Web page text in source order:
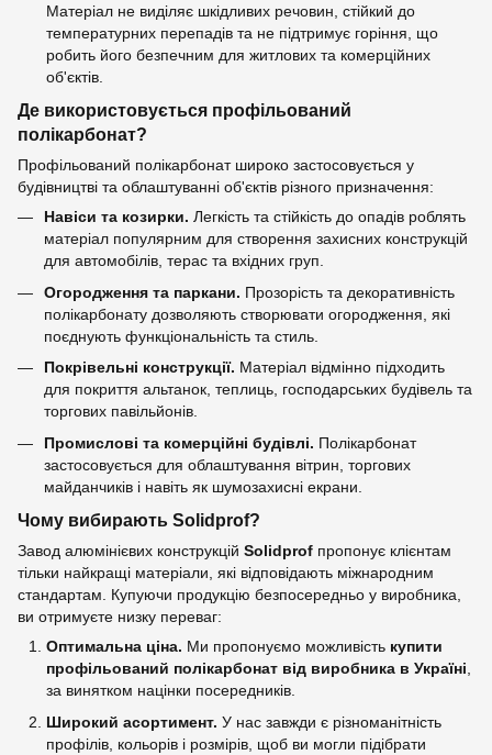
Матеріал не виділяє шкідливих речовин, стійкий до
температурних перепадів та не підтримує горіння, що
робить його безпечним для житлових та комерційних
об'єктів.
Де використовується профільований
полікарбонат?
Профільований полікарбонат широко застосовується у
будівництві та облаштуванні об'єктів різного призначення:
Навіси та козирки. Легкість та стійкість до опадів роблять
матеріал популярним для створення захисних конструкцій
для автомобілів, терас та вхідних груп.
Огородження та паркани. Прозорість та декоративність
полікарбонату дозволяють створювати огородження, які
поєднують функціональність та стиль.
Покрівельні конструкції. Матеріал відмінно підходить
для покриття альтанок, теплиць, господарських будівель та
торгових павільйонів.
Промислові та комерційні будівлі. Полікарбонат
застосовується для облаштування вітрин, торгових
майданчиків і навіть як шумозахисні екрани.
Чому вибирають Solidprof?
Завод алюмінієвих конструкцій Solidprof пропонує клієнтам
тільки найкращі матеріали, які відповідають міжнародним
стандартам. Купуючи продукцію безпосередньо у виробника,
ви отримуєте низку переваг:
Оптимальна ціна. Ми пропонуємо можливість купити
профільований полікарбонат від виробника в Україні,
за винятком націнки посередників.
Широкий асортимент. У нас завжди є різноманітність
профілів, кольорів і розмірів, щоб ви могли підібрати